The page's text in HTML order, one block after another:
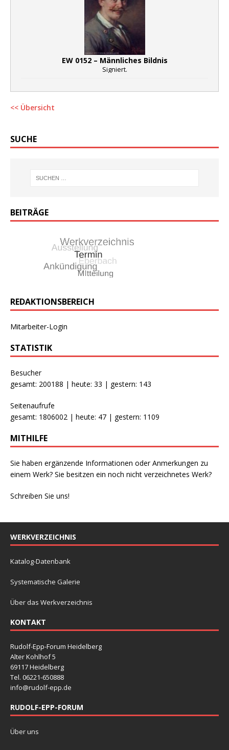
EW 0152 – Männliches Bildnis
Signiert.
<< Übersicht
SUCHE
BEITRÄGE
REDAKTIONSBEREICH
Mitarbeiter-Login
STATISTIK
Besucher
gesamt: 200188 | heute: 33 | gestern: 143
Seitenaufrufe
gesamt: 1806002 | heute: 47 | gestern: 1109
MITHILFE
Sie haben ergänzende Informationen oder Anmerkungen zu
einem Werk? Sie besitzen ein noch nicht verzeichnetes Werk?
Schreiben Sie uns!
WERKVERZEICHNIS
Katalog-Datenbank
Systematische Galerie
Über das Werkverzeichnis
KONTAKT
Rudolf-Epp-Forum Heidelberg
Alter Kohlhof 5
69117 Heidelberg
Tel. 06221-650888
info@rudolf-epp.de
RUDOLF-EPP-FORUM
Über uns